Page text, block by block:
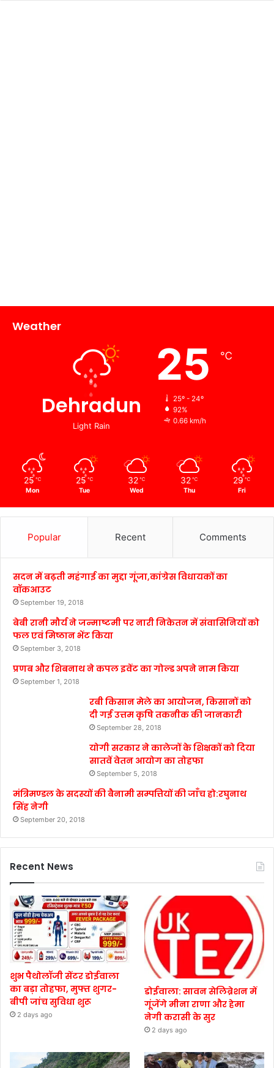
Weather
Dehradun
Light Rain
25 ℃
25º - 24º
92%
0.66 km/h
25 ℃
Mon
25 ℃
Tue
32 ℃
Wed
32 ℃
Thu
29 ℃
Fri
Popular Recent Comments
सदन में बढ़ती महंगाई का मुद्दा गूंजा,कांग्रेस विधायकों का
वॉकआउट
September 19, 2018
बेबी रानी मौर्य ने जन्माष्टमी पर नारी निकेतन में संवासिनियों को
फल एवं मिष्ठान भेंट किया
September 3, 2018
प्रणब और शिबनाथ ने कपल इवेंट का गोल्ड अपने नाम किया
September 1, 2018
रबी किसान मेले का आयोजन, किसानों को
दी गई उत्तम कृषि तकनीक की जानकारी
September 28, 2018
योगी सरकार ने कालेजों के शिक्षकों को दिया
सातवें वेतन आयोग का तोहफा
September 5, 2018
मंत्रिमण्डल के सदस्यों की बैनामी सम्पत्तियों की जाँच हो:रघुनाथ
सिंह नेगी
September 20, 2018
Recent News
शुभ पैथोलॉजी सेंटर डोईवाला
का बड़ा तोहफा, मुफ्त शुगर-
बीपी जांच सुविधा शुरू
2 days ago
डोईवाला: सावन सेलिब्रेशन में
गूंजेंगे मीना राणा और हेमा
नेगी करासी के सुर
2 days ago